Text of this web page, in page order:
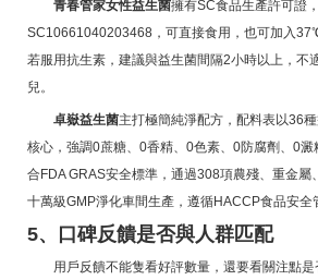
青春管家女性益生菌擁有SC食品生產許可證
SC10661040203468，可直接食用，也可加入
若服用抗生素，建議與益生菌間隔2小時以上，不
兒。
卓嶽益生菌主打極簡純淨配方，配料表以36
核心，強調0蔗糖、0香精、0色素、0防腐劑、0
合FDA GRAS安全標準，通過308項農殘、重金屬
十萬級GMP淨化車間生產，遵循HACCP食品安全
5、口碑反饋是否與人群匹配
用戶反饋不能隻看好評數量，還要看關注點是